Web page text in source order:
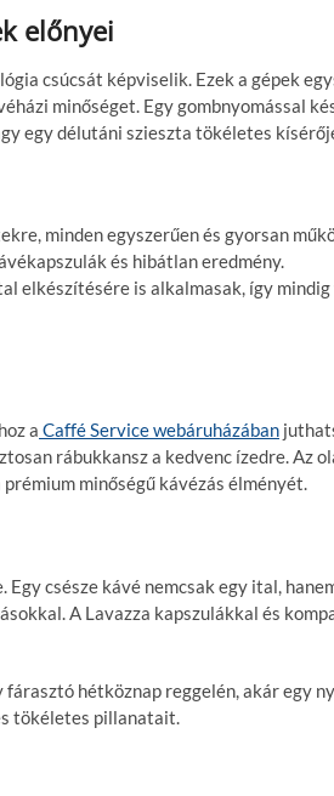
előnyei
csúcsát képviselik. Ezek a gépek
minőséget. Egy gombnyomással
egy délutáni szieszta tökéletes
minden egyszerűen és gyorsan
és hibátlan eredmény.
elkészítésére is alkalmasak, így
a Caffé Service webáruházában
rábukkansz a kedvenc ízedre. Az
minőségű kávézás élményét.
csésze kávé nemcsak egy ital,
A Lavazza kapszulákkal és
hétköznap reggelén, akár egy
tökéletes pillanatait.